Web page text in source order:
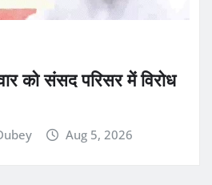
को संसद परिसर में विरोध
Aug 5, 2026